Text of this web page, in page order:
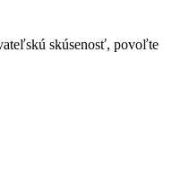
skúsenosť, povoľte